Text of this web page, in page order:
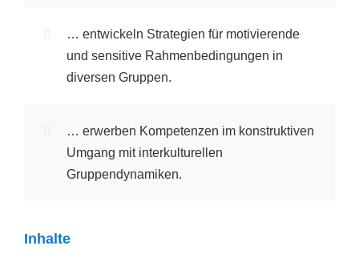
… entwickeln Strategien für motivierende
und sensitive Rahmenbedingungen in
diversen Gruppen.
… erwerben Kompetenzen im konstruktiven
Umgang mit interkulturellen
Gruppendynamiken.
Inhalte